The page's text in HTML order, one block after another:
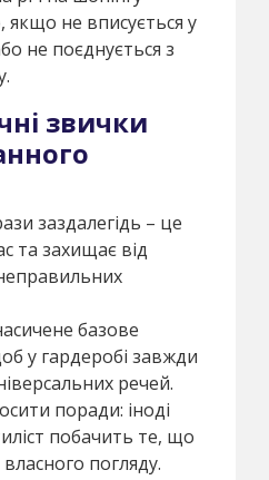
не вписується у
не поєднується з
звички
заздалегідь – це
та захищає від
базове
у гардеробі завжди
речей.
поради: іноді
побачить те, що
погляду.